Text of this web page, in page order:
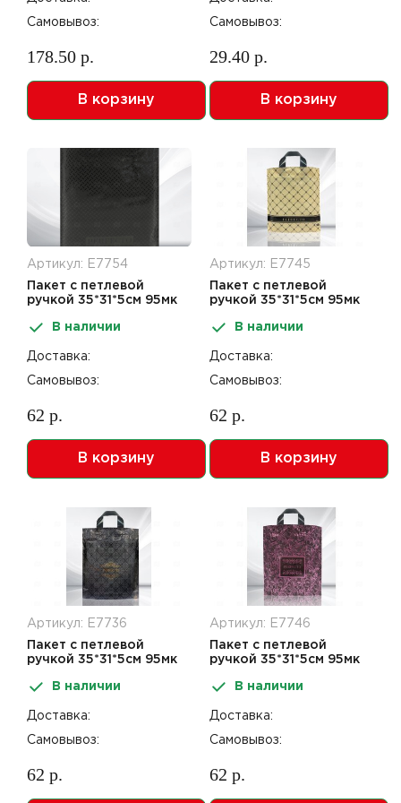
Самовывоз:
178.50 р.
В корзину
Самовывоз:
29.40 р.
В корзину
Артикул: Е7754
Пакет с петлевой
ручкой 35*31*5см 95мк
В наличии
Доставка:
Самовывоз:
62 р.
В корзину
Артикул: Е7745
Пакет с петлевой
ручкой 35*31*5см 95мк
25штВ наличии
Доставка:
Самовывоз:
62 р.
В корзину
Артикул: Е7736
Пакет с петлевой
ручкой 35*31*5см 95мк
В наличии
Доставка:
Самовывоз:
62 р.
Артикул: Е7746
Пакет с петлевой
ручкой 35*31*5см 95мк
В наличии
Доставка:
Самовывоз:
62 р.